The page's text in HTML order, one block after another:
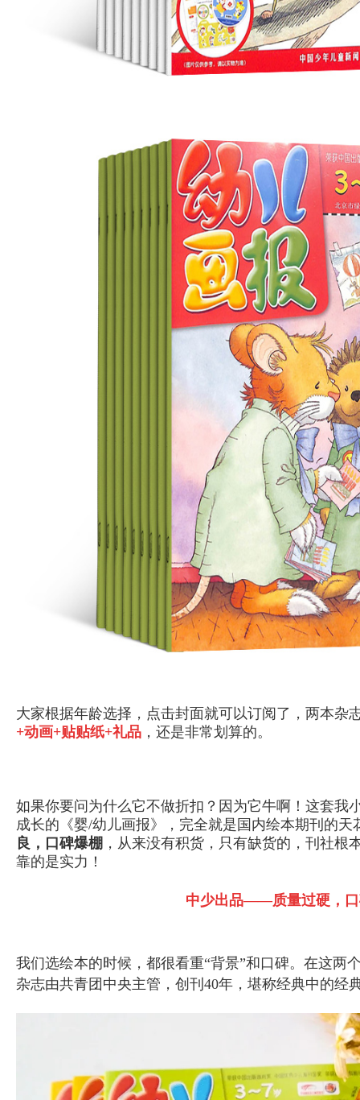
大家根据年龄选择，点击封面就可以订阅了，两本杂
+动画+贴贴纸+礼品 ，还是非常划算的。
如果你要问为什么它不做折扣？因为它牛啊！这套我
成长的《婴/幼儿画报》，完全就是国内绘本期刊的天
良，口碑爆棚 ，从来没有积货，只有缺货的，刊社根
靠的是实力！
中少出品——质量过硬，
我们选绘本的时候，都很看重“背景”和口碑。在这两
杂志由共青团中央主管，创刊40年，堪称经典中的经